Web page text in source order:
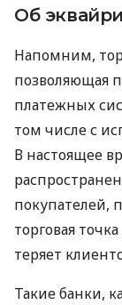
Об
Напомним,
позволяющая
платежных
том числе с
В настоящее
покупателей,
торговая
теряет
Такие банки,